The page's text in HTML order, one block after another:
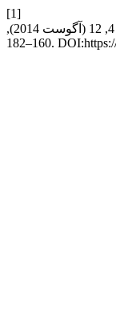
[1]
. 4, 12 (آگوست 2014),
160–182.